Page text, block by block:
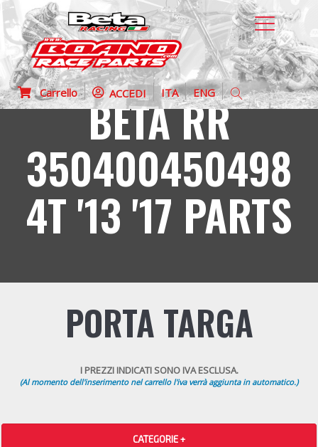
Carrello ACCEDI ITA ENG
BETA RR
350400450498
4T '13 '17 PARTS
PORTA TARGA
I PREZZI INDICATI SONO IVA ESCLUSA.
(Al momento dell'inserimento nel carrello l'iva verrà aggiunta in automatico.)
CATEGORIE +